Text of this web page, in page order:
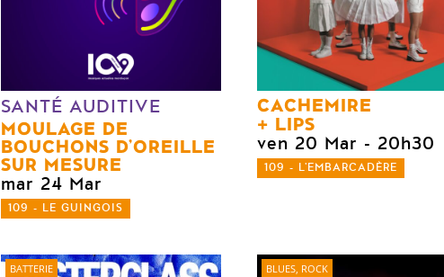
SANTÉ AUDITIVE
MOULAGE DE
BOUCHONS D’OREILLE
SUR MESURE
mar 24 Mar
109 - LE GUINGOIS
CACHEMIRE
LIPS
ven 20 Mar - 20h30
109 - L'EMBARCADÈRE
BATTERIE BLUES, ROCK